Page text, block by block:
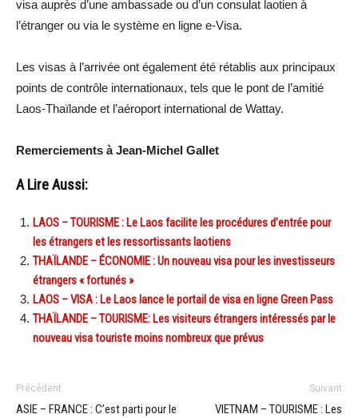
visa auprès d’une ambassade ou d’un consulat laotien à
l’étranger ou via le système en ligne e-Visa.
Les visas à l’arrivée ont également été rétablis aux principaux
points de contrôle internationaux, tels que le pont de l’amitié
Laos-Thaïlande et l’aéroport international de Wattay.
Remerciements à Jean-Michel Gallet
A Lire Aussi:
LAOS – TOURISME : Le Laos facilite les procédures d’entrée pour
les étrangers et les ressortissants laotiens
THAÏLANDE – ÉCONOMIE : Un nouveau visa pour les investisseurs
étrangers « fortunés »
LAOS – VISA : Le Laos lance le portail de visa en ligne Green Pass
THAÏLANDE – TOURISME: Les visiteurs étrangers intéressés par le
nouveau visa touriste moins nombreux que prévus
Précédent
ASIE – FRANCE : C’est parti pour le
Suivant
VIETNAM – TOURISME : Les